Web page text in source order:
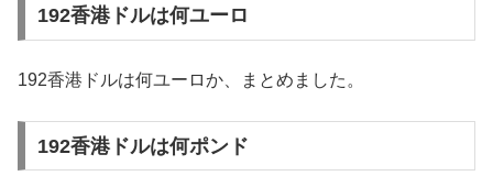
192香港ドルは何ユーロ
192香港ドルは何ユーロか、まとめました。
192香港ドルは何ポンド